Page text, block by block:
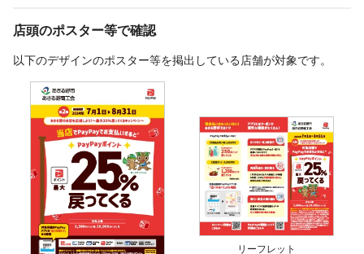
店頭のポスター等で確認
以下のデザインのポスター等を掲出している店舗が対象です。
リーフレット